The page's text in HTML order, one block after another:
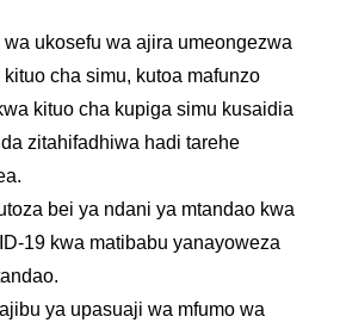
ukosefu wa ajira umeongezwa
cha simu, kutoa mafunzo
kituo cha kupiga simu kusaidia
zitahifadhiwa hadi tarehe
bei ya ndani ya mtandao kwa
19 kwa matibabu yanayoweza
ya upasuaji wa mfumo wa